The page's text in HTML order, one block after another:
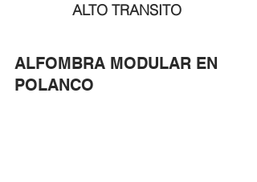
ALTO TRANSITO
ALFOMBRA MODULAR EN
POLANCO